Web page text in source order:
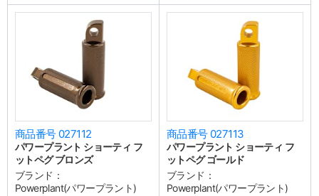
商品番号 027112
パワープラント ショーティ フ
ットペグ ブロンズ
ブランド：
Powerplant(パワープラント)
商品番号 027113
パワープラント ショーティ フ
ットペグ ゴールド
ブランド：
Powerplant(パワープラント)